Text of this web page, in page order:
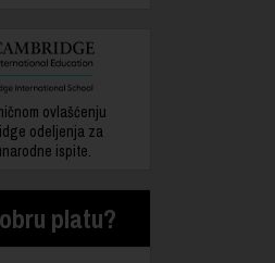
ovlašćenju
odeljenja za
ispite.
platu?